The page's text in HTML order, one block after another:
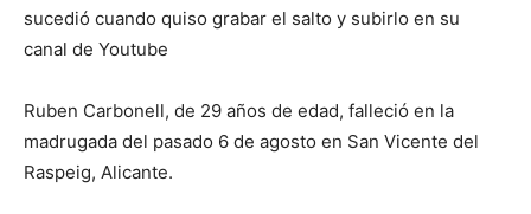
sucedió cuando quiso grabar el salto y subirlo en su
canal de Youtube
Ruben Carbonell, de 29 años de edad, falleció en la
madrugada del pasado 6 de agosto en San Vicente del
Raspeig, Alicante.